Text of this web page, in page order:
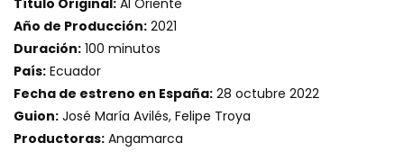
Título Original: Al Oriente
Año de Producción: 2021
Duración: 100 minutos
País: Ecuador
Fecha de estreno en España: 28 octubre 2022
Guion: José María Avilés, Felipe Troya
Productoras: Angamarca